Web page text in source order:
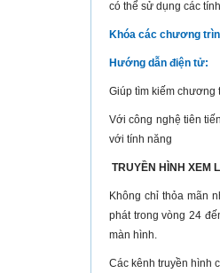
có thể sử dụng các
Khóa các chương
Hướng dẫn điện tử:
Giúp tìm kiếm chương
Với công nghệ tiên
với tính năng
TRUYỀN HÌNH XEM
Không chỉ thỏa mãn
phát trong vòng 24
màn hình.
Các kênh truyền hình